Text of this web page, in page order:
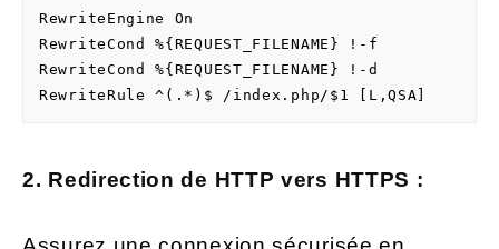
RewriteEngine On
RewriteCond %{REQUEST_FILENAME} !-f
RewriteCond %{REQUEST_FILENAME} !-d
2. Redirection de HTTP vers HTTPS :